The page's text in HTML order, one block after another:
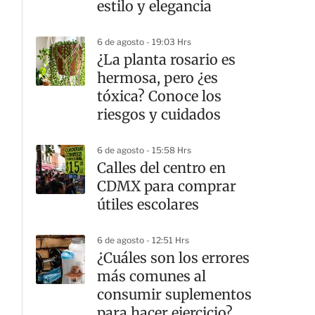
estilo y elegancia
6 de agosto - 19:03 Hrs
¿La planta rosario es
hermosa, pero ¿es
tóxica? Conoce los
riesgos y cuidados
6 de agosto - 15:58 Hrs
Calles del centro en
CDMX para comprar
útiles escolares
6 de agosto - 12:51 Hrs
¿Cuáles son los errores
más comunes al
consumir suplementos